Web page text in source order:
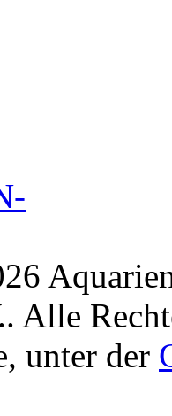
Alle
unter der